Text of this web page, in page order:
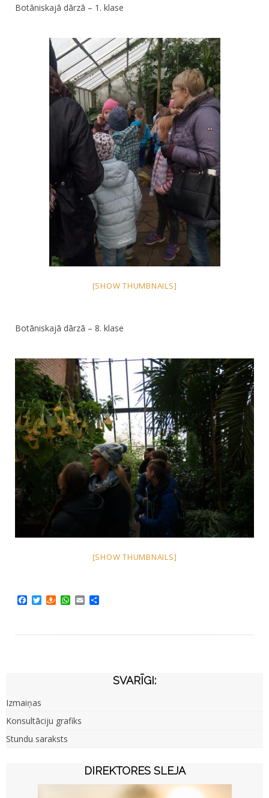
Botāniskajā dārzā – 1. klase
[SHOW THUMBNAILS]
Botāniskajā dārzā – 8. klase
[SHOW THUMBNAILS]
Facebook
TwitterDraugiem
WhatsApp
Email
SVARĪGI:
Izmaiņas
Konsultāciju grafiks
Stundu saraksts
DIREKTORES SLEJA